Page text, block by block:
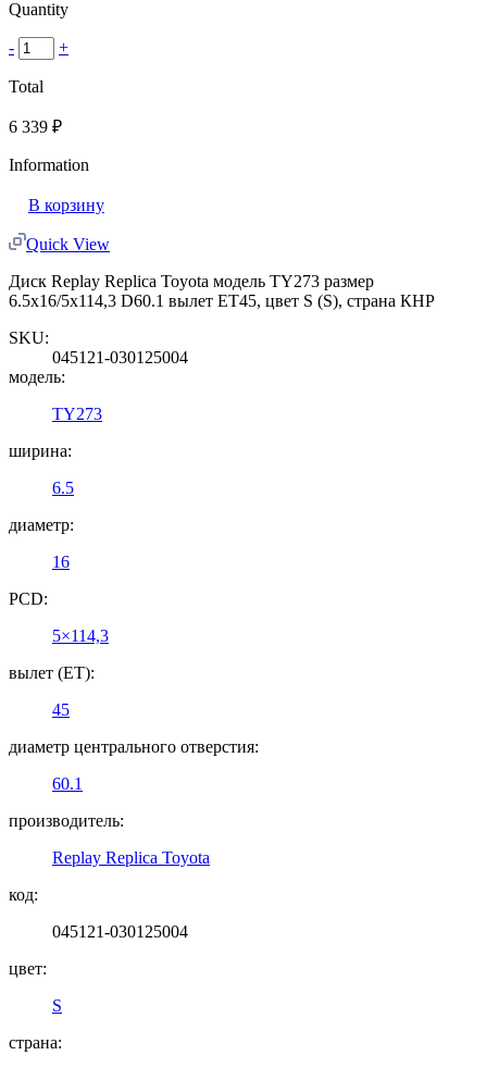
Quantity
- +
Total
6 339 ₽
Information
В корзину
Quick View
Диск Replay Replica Toyota модель TY273 размер
6.5x16/5x114,3 D60.1 вылет ET45, цвет S (S), страна КНР
SKU:
045121-030125004
модель:
TY273
ширина:
6.5
диаметр:
16
PCD:
5×114,3
вылет (ET):
45
диаметр центрального отверстия:
60.1
производитель:
Replay Replica Toyota
код:
045121-030125004
цвет:
S
страна: